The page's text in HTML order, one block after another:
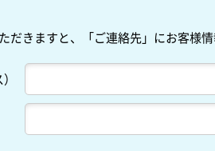
だきますと、「ご連絡先」にお客様情